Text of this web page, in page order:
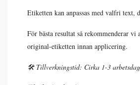
Etiketten kan anpassas med valfri text,
För bästa resultat så rekommenderar vi
original-etiketten innan applicering.
🛠️ Tillverkningstid: Cirka 1-3